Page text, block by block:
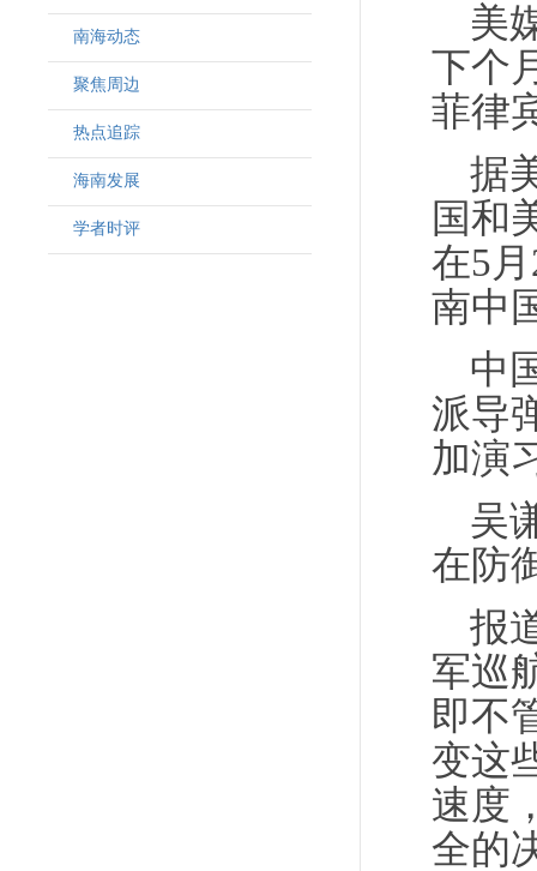
南海动态
聚焦周边
热点追踪
海南发展
学者时评
美
下个
菲律
据
国和
在5
南中
中
派导
加演
吴
在防
报
军巡
即不
变这
速度
全的